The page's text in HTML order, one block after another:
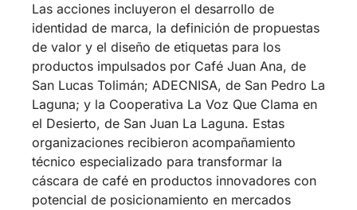
Las acciones incluyeron el desarrollo de
identidad de marca, la definición de propuestas
de valor y el diseño de etiquetas para los
productos impulsados por Café Juan Ana, de
San Lucas Tolimán; ADECNISA, de San Pedro La
Laguna; y la Cooperativa La Voz Que Clama en
el Desierto, de San Juan La Laguna. Estas
organizaciones recibieron acompañamiento
técnico especializado para transformar la
cáscara de café en productos innovadores con
potencial de posicionamiento en mercados